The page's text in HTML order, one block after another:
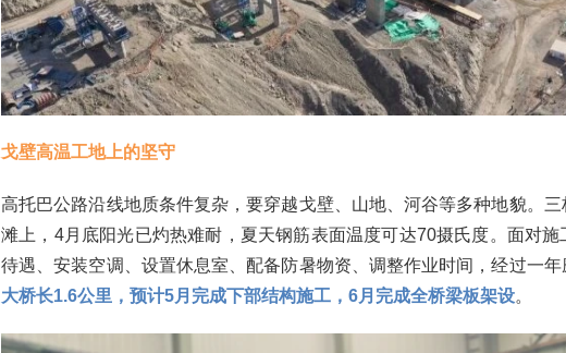
戈壁高温工地上的坚守
高托巴公路沿线地质条件复杂，要穿越戈壁、山地、河谷等多种地貌。
滩上，4月底阳光已灼热难耐，夏天钢筋表面温度可达70摄氏度。面对
待遇、安装空调、设置休息室、配备防暑物资、调整作业时间，经过一年
大桥长1.6公里，预计5月完成下部结构施工，6月完成全桥梁板架设。